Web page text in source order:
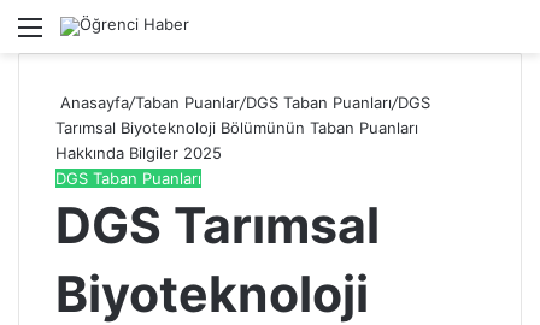
Menü
Anasayfa/Taban Puanlar/DGS Taban Puanları/DGS
Tarımsal Biyoteknoloji Bölümünün Taban Puanları
Hakkında Bilgiler 2025
DGS Taban Puanları
DGS Tarımsal
Biyoteknoloji